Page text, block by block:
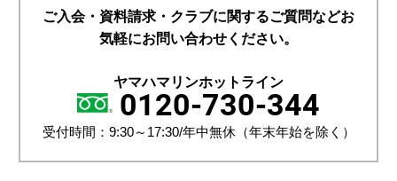
ご入会・資料請求・クラブに関するご質問などお
気軽にお問い合わせください。
ヤマハマリンホットライン
0120-730-344
受付時間：9:30～17:30/年中無休（年末年始を除く）